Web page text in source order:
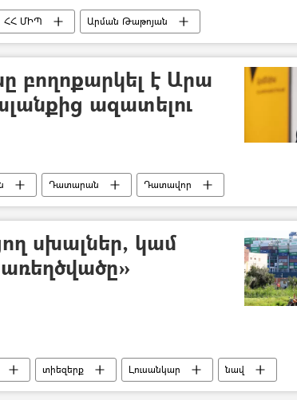
ՀՀ ՄԻՊ
Արման Թաթոյան
ժողով) բյուջե
բողոքարկել է Արա
ազատելու
Դատարան
Դատավոր
բողոք ֆեյք
«Գագիկ Սողոմոնյան» ֆեյք
սխալներ, կամ
տիեզերք Լուսանկար
նավ